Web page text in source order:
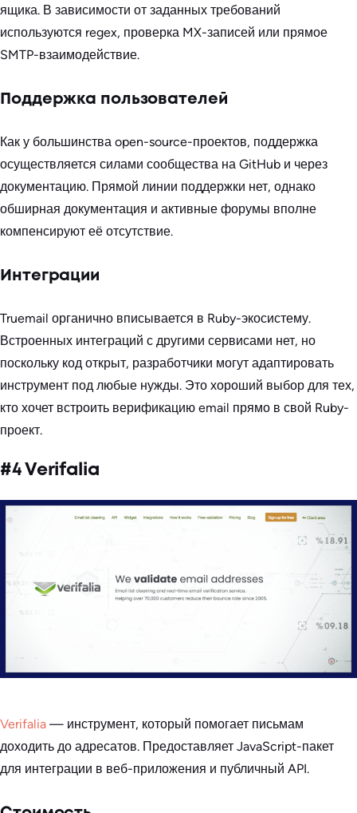
ящика. В зависимости от заданных требований
используются regex, проверка MX-записей или прямое
SMTP-взаимодействие.
Поддержка пользователей
Как у большинства open-source-проектов, поддержка
осуществляется силами сообщества на GitHub и через
документацию. Прямой линии поддержки нет, однако
обширная документация и активные форумы вполне
компенсируют её отсутствие.
Интеграции
Truemail органично вписывается в Ruby-экосистему.
Встроенных интеграций с другими сервисами нет, но
поскольку код открыт, разработчики могут адаптировать
инструмент под любые нужды. Это хороший выбор для тех,
кто хочет встроить верификацию email прямо в свой Ruby-
проект.
#4 Verifalia
Verifalia — инструмент, который помогает письмам
доходить до адресатов. Предоставляет JavaScript-пакет
для интеграции в веб-приложения и публичный API.